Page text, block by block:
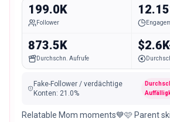
199.0K
Follower
873.5K
Durchschn. Aufrufe
Fake-Follower / verdächtige
Konten: 21.0%
Relatable Mom moments💙🩷 Parent